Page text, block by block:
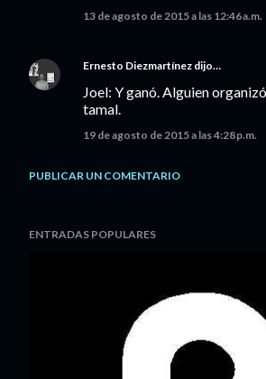
13 de agosto de 2015 a las 12:46 a.m.
Ernesto Diezmartínez dijo…
Joel: Y ganó. Alguien
tamal.
19 de agosto de 2015 a las 4:28 p.m.
PUBLICAR UN COMENTARIO
ENTRADAS POPULARES